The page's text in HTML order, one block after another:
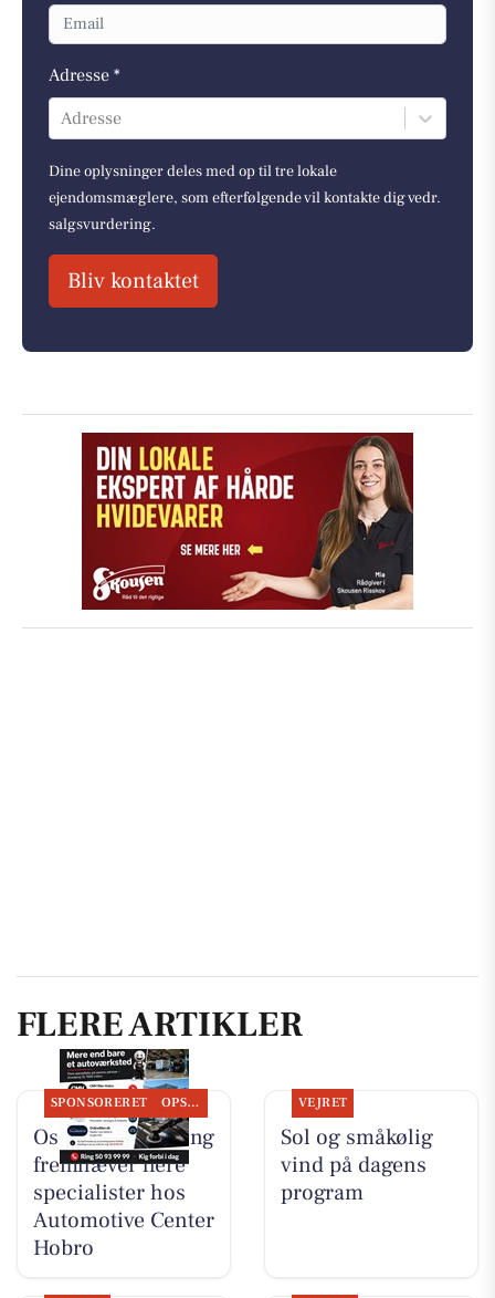
Adresse *
Adresse
Dine oplysninger deles med op til tre lokale
ejendomsmæglere, som efterfølgende vil kontakte dig vedr.
salgsvurdering.
Bliv kontaktet
FLERE ARTIKLER
SPONSORERET OPSLAGSTAVLEN
Oscar Biludlejning
fremhæver flere
specialister hos
Automotive Center
Hobro
VEJRET
Sol og småkølig
vind på dagens
program